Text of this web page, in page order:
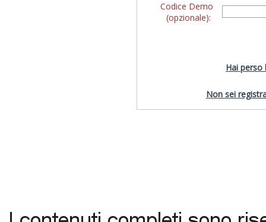
Codice Demo
(opzionale):
Hai perso
Non sei